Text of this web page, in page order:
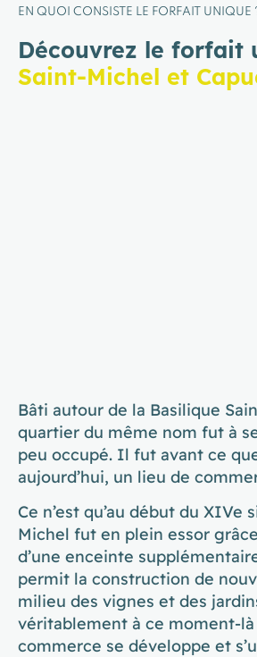
EN QUOI CONSISTE LE FORFAIT UNIQUE
Découvrez le forfait
Saint-Michel et
Bâti autour de la Basilique
quartier du même nom fut à
peu occupé. Il fut avant ce
aujourd’hui, un lieu de
Ce n’est qu’au début du XIVe
Michel fut en plein essor
d’une enceinte
permit la construction de
milieu des vignes et des
véritablement à ce moment-
commerce se développe et